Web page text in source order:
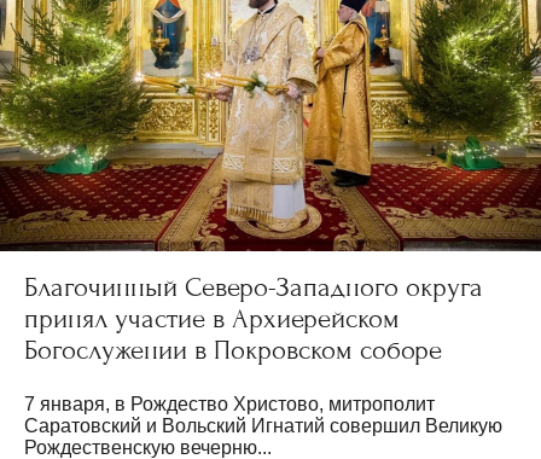
Благочинный Северо-Западного округа
принял участие в Архиерейском
Богослужении в Покровском соборе
7 января, в Рождество Христово, митрополит
Саратовский и Вольский Игнатий совершил Великую
Рождественскую вечерню...